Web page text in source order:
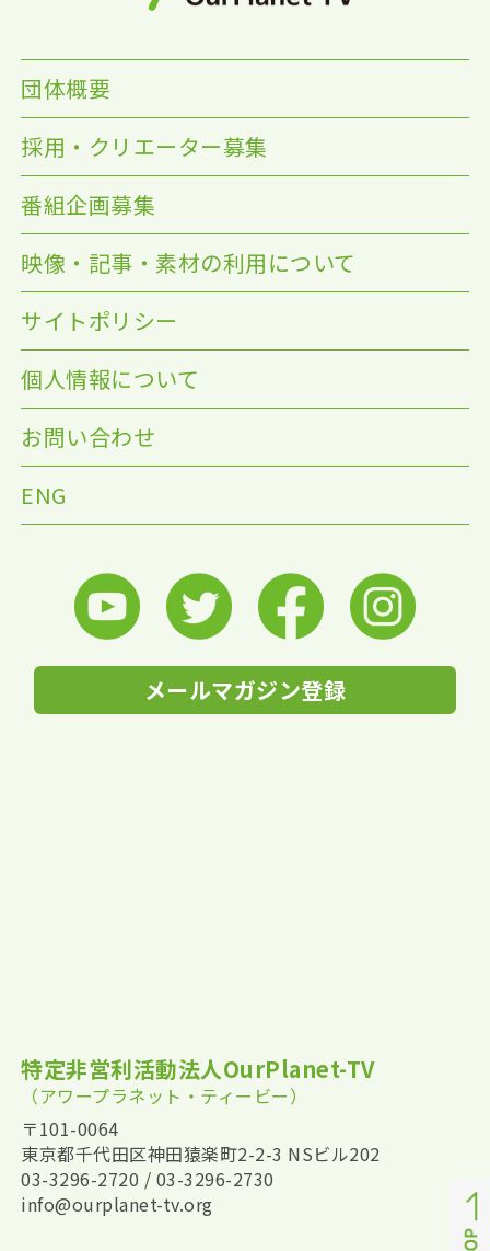
団体概要
採用・クリエーター募集
番組企画募集
映像・記事・素材の利用について
サイトポリシー
個人情報について
お問い合わせ
ENG
メールマガジン登録
特定非営利活動法人OurPlanet-TV
（アワープラネット・ティービー）
〒101-0064
東京都千代田区神田猿楽町2-2-3 NSビル202
03-3296-2720 / 03-3296-2730
info@ourplanet-tv.org